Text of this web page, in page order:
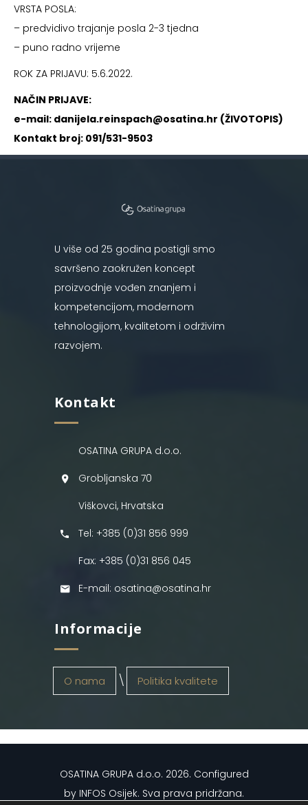
VRSTA POSLA:
– predvidivo trajanje posla 2-3 tjedna
– puno radno vrijeme
ROK ZA PRIJAVU: 5.6.2022.
NAČIN PRIJAVE:
e-mail: danijela.reinspach@osatina.hr (ŽIVOTOPIS)
Kontakt broj: 091/531-9503
U više od 25 godina postigli smo
savršeno zaokružen koncept
proizvodnje vođen znanjem i
kompetencijom, modernom
tehnologijom, kvalitetom i održivim
razvojem.
Kontakt
OSATINA GRUPA d.o.o.
Grobljanska 70
Viškovci, Hrvatska
Tel: +385 (0)31 856 999
Fax: +385 (0)31 856 045
E-mail: osatina@osatina.hr
Informacije
O nama Politika kvalitete
OSATINA GRUPA d.o.o. 2026. Configured
by INFOS Osijek. Sva prava pridržana.